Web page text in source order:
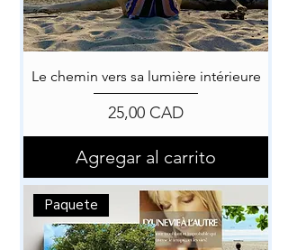
Le chemin vers sa lumière intérieure
Precio
25,00 CAD
Agregar al carrito
Paquete